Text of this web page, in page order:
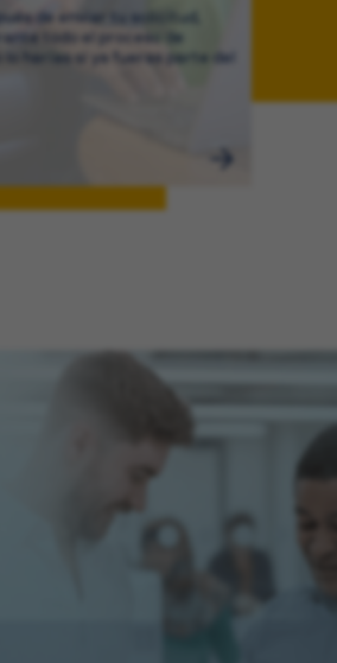
de enviar tu solicitud,
todo el proceso de
harías si ya fueras parte del